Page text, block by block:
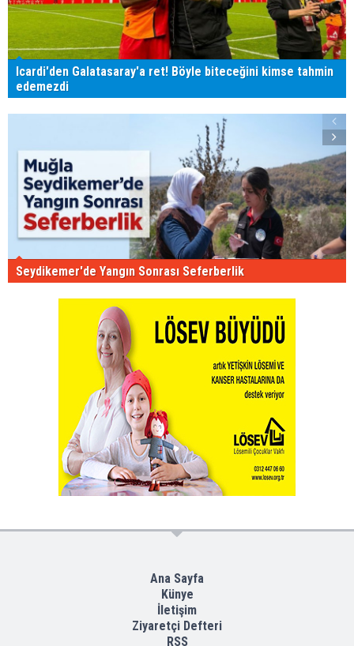
Icardi'den Galatasaray'a ret! Böyle biteceğini kimse tahmin
edemezdi
Seydikemer'de Yangın Sonrası Seferberlik
Ana Sayfa
Künye
İletişim
Ziyaretçi Defteri
RSS